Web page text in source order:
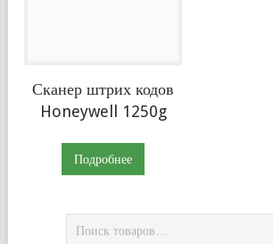
Сканер штрих кодов
Honeywell 1250g
Подробнее